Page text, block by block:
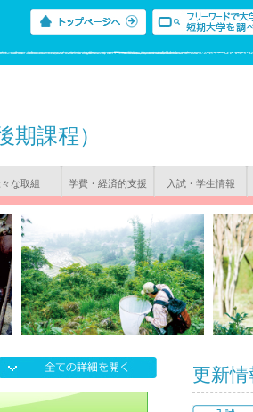
期課程）
な取組 学費・経済的支援 入試・学生情報
更新情